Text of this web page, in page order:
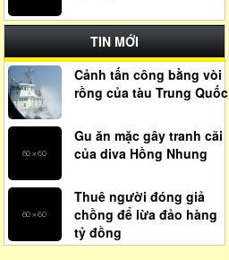
TIN MỚI
Cảnh tấn công bằng vòi
rồng của tàu Trung Quốc
Gu ăn mặc gây tranh cãi
của diva Hồng Nhung
Thuê người đóng giả
chồng để lừa đảo hàng
tỷ đồng